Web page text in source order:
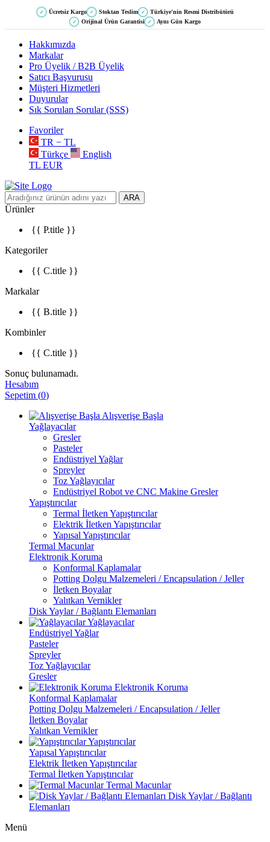
✓ Ücretsiz Kargo ✓ Stoktan Teslim ✓ Türkiye'nin Resmi Distribütörü
✓ Orijinal Ürün Garantisi ✓ Aynı Gün Kargo
Hakkımızda
Markalar
Pro Üyelik / B2B Üyelik
Satıcı Başvurusu
Müşteri Hizmetleri
Duyurular
Sık Sorulan Sorular (SSS)
Favoriler
TR − TL
Türkçe
English
TL EUR
ARA
Ürünler
{{ P.title }}
Kategoriler
{{ C.title }}
Markalar
{{ B.title }}
Kombinler
{{ C.title }}
Sonuç bulunamadı.
Hesabım
Sepetim (0)
Alışverişe Başla
Yağlayacılar
Gresler
Pasteler
Endüstriyel Yağlar
Spreyler
Toz Yağlayıcılar
Endüstriyel Robot ve CNC Makine Gresler
Yapıştırıcılar
Termal İletken Yapıştırıcılar
Elektrik İletken Yapıştırıcılar
Yapısal Yapıştırıcılar
Termal Macunlar
Elektronik Koruma
Konformal Kaplamalar
Potting Dolgu Malzemeleri / Encapsulation / Jeller
İletken Boyalar
Yalıtkan Vernikler
Disk Yaylar / Bağlantı Elemanları
Yağlayacılar
Endüstriyel Yağlar
Pasteler
Spreyler
Toz Yağlayıcılar
Gresler
Elektronik Koruma
Konformal Kaplamalar
Potting Dolgu Malzemeleri / Encapsulation / Jeller
İletken Boyalar
Yalıtkan Vernikler
Yapıştırıcılar
Yapısal Yapıştırıcılar
Elektrik İletken Yapıştırıcılar
Termal İletken Yapıştırıcılar
Termal Macunlar
Disk Yaylar / Bağlantı
Elemanları
Menü